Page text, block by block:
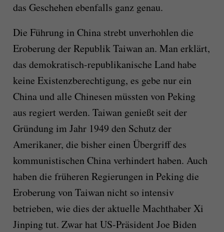
das Geschehen ebenfalls ganz genau.
Die Führung in China strebt unverhohlen die
Eroberung der Republik Taiwan an. Man erklärt,
das demokratisch-republikanische Land habe
keine Existenzberechtigung, es gebe nur ein
China und alle Chinesen müssten von Peking
aus regiert werden. Taiwan genießt seit der
Gründung im Jahr 1949 den Schutz der
Amerikaner, die bisher einen Übergriff des
kommunistischen China verhindert haben. Auch
haben die früheren Regierungen in Peking die
Eroberung von Taiwan nicht so intensiv
betrieben, wie dies der aktuelle Machthaber Xi
Jinping tut. Zwar hat US-Präsident Joe Biden